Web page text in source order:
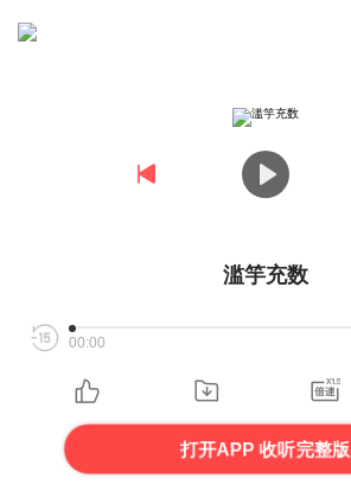
滥竽充数
00:00
打开APP 收听完整版